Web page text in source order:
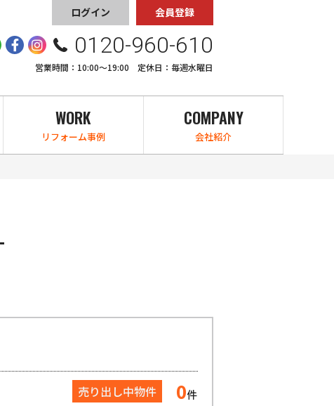
ログイン 会員登録
0120-960-610
営業時間：10:00〜19:00 定休日：毎週水曜日
WORK
リフォーム事例
COMPANY
会社紹介
売り出し中物件 0件